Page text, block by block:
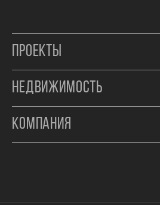
ПРОЕКТЫ
НЕДВИЖИМОСТЬ
КОМПАНИЯ